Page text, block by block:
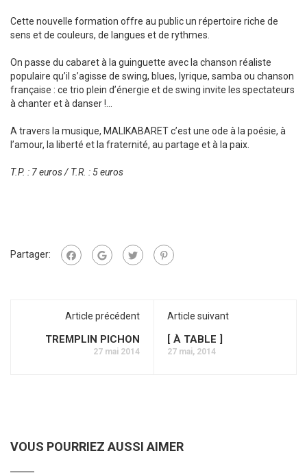
Cette nouvelle formation offre au public un répertoire riche de
sens et de couleurs, de langues et de rythmes.
On passe du cabaret à la guinguette avec la chanson réaliste
populaire qu’il s’agisse de swing, blues, lyrique, samba ou chanson
française : ce trio plein d’énergie et de swing invite les spectateurs
à chanter et à danser !…
A travers la musique, MALIKABARET c’est une ode à la poésie, à
l’amour, la liberté et la fraternité, au partage et à la paix.
T.P. : 7 euros / T.R. : 5 euros
Partager:
Article précédent
TREMPLIN PICHON
27 mai 2014
Article suivant
[ À TABLE ]
27 mai, 2014
VOUS POURRIEZ AUSSI AIMER